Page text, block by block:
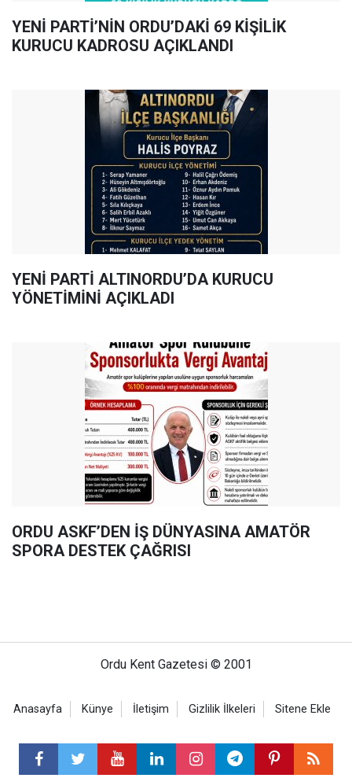
YENİ PARTİ’NİN ORDU’DAKİ 69 KİŞİLİK
KURUCU KADROSU AÇIKLANDI
YENİ PARTİ ALTINORDU’DA KURUCU
YÖNETİMİNİ AÇIKLADI
ORDU ASKF’DEN İŞ DÜNYASINA AMATÖR
SPORA DESTEK ÇAĞRISI
Ordu Kent Gazetesi © 2001
Anasayfa Künye İletişim Gizlilik İlkeleri Sitene Ekle